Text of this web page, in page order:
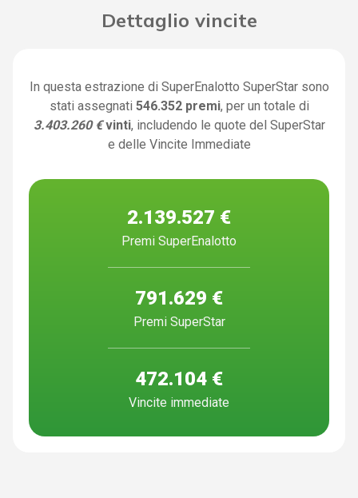
Dettaglio vincite
In questa estrazione di SuperEnalotto SuperStar sono
stati assegnati 546.352 premi, per un totale di
3.403.260 € vinti, includendo le quote del SuperStar
e delle Vincite Immediate
2.139.527 €
Premi SuperEnalotto
791.629 €
Premi SuperStar
472.104 €
Vincite immediate